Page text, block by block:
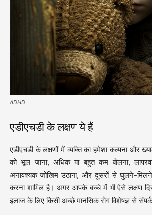
ADHD
एडीएचडी के लक्षण ये हैं
एडीएचडी के लक्षणों में व्यक्ति का हमेशा कल्पना और
को भूल जाना, अधिक या बहुत कम बोलना,
अनावश्यक जोखिम उठाना, और दूसरों से घुलने-मिलने
करना शामिल है। अगर आपके बच्चे में भी ऐसे लक्षण
इलाज के लिए किसी अच्छे मानसिक रोग विशेषज्ञ से